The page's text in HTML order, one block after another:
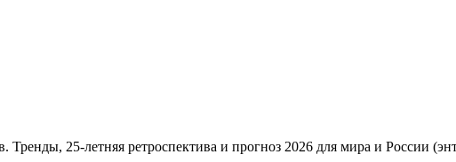
25-летняя ретроспектива и прогноз 2026 для мира и России